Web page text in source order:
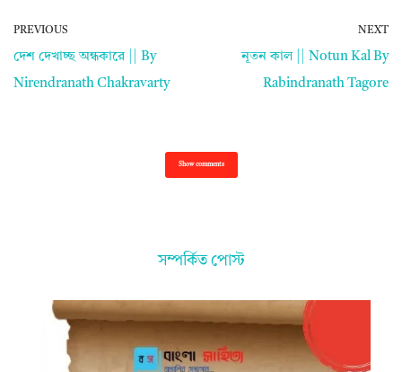
PREVIOUS
দেশ দেখাচ্ছ অন্ধকারে || By
Nirendranath Chakravarty
NEXT
নূতন কাল || Notun Kal By
Rabindranath Tagore
Show comments
সম্পর্কিত পোস্ট